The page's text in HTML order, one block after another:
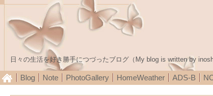
日々の生活を好き勝手につづったブログ（My blog is written by
Blog Note PhotoGallery HomeWeather ADS-B